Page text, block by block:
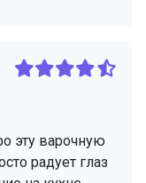
эту варочную
радует глаз